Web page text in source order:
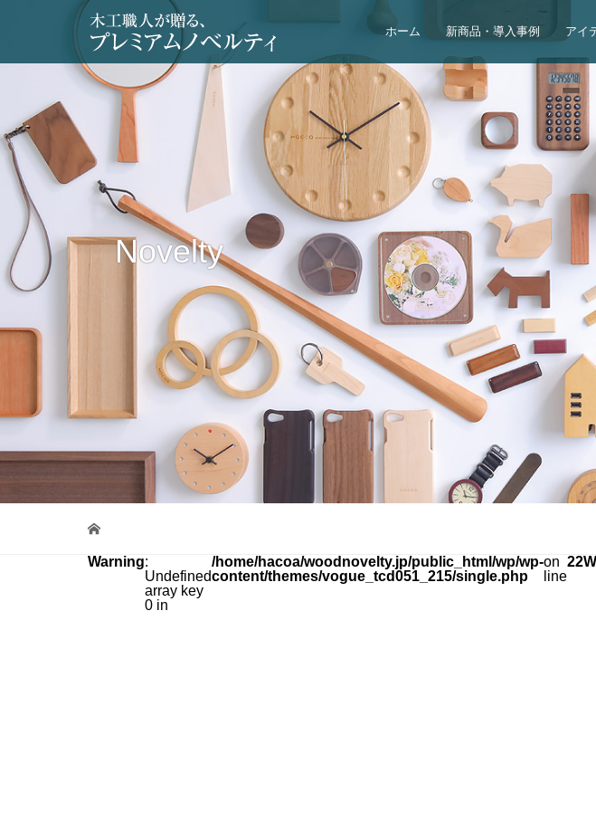
ホーム 新商品・導入事例 アイ
Novelty
Warning:
Undefined
array key
0 in
/home/hacoa/woodnovelty.jp/public_html/wp/wp-
content/themes/vogue_tcd051_215/single.php
on
line
22